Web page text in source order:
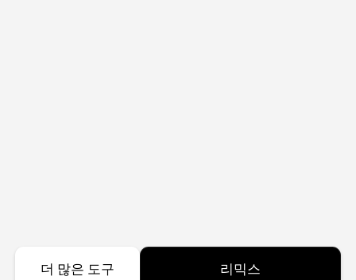
더 많은 도구 리믹스